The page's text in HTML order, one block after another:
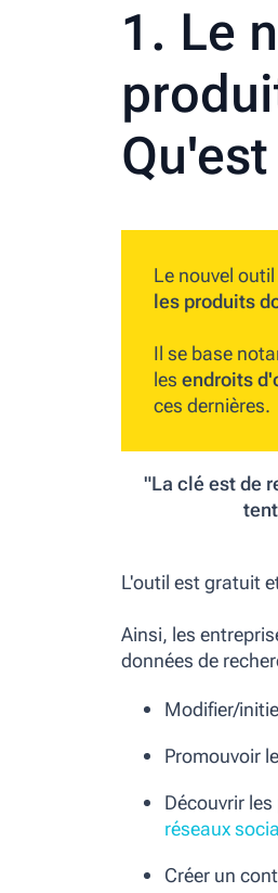
1. Le
Le nouvel
les produits
Il se base
les endroits
ces dernières.
"La clé est de
L'outil est gratuit
Ainsi, les
données de
Modifier/
Promouvoir
Découvrir
réseaux
Créer un